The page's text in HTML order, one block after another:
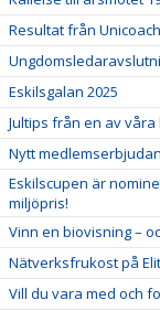
Resultat från
Eskilsgalan 2025
Jultips från en av
Nytt
Eskilscupen är
miljöpris!
Vinn en biovisning –
Nätverksfrukost på
Vill du vara med och